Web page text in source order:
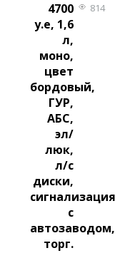
4700
у.е, 1,6
л,
моно,
цвет
бордовый,
ГУР,
АБС,
эл/
люк,
л/с
диски,
сигнализация
с
автозаводом,
торг.
814